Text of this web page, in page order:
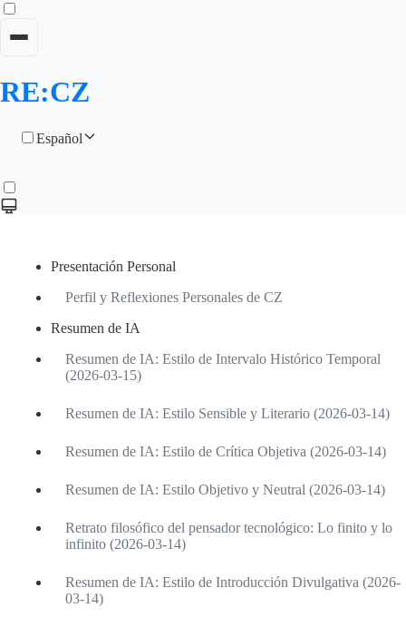
RE:CZ
Español
Presentación Personal
Perfil y Reflexiones Personales de CZ
Resumen de IA
Resumen de IA: Estilo de Intervalo Histórico Temporal
(2026-03-15)
Resumen de IA: Estilo Sensible y Literario (2026-03-14)
Resumen de IA: Estilo de Crítica Objetiva (2026-03-14)
Resumen de IA: Estilo Objetivo y Neutral (2026-03-14)
Retrato filosófico del pensador tecnológico: Lo finito y lo
infinito (2026-03-14)
Resumen de IA: Estilo de Introducción Divulgativa (2026-
03-14)